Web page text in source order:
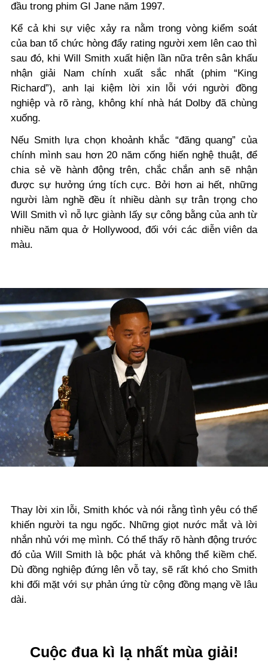
đầu trong phim GI Jane năm 1997.
Kể cả khi sự việc xảy ra nằm trong vòng kiểm soát
của ban tổ chức hòng đẩy rating người xem lên caothì
sau đó, khi Will Smith xuất hiện lần nữa trên sân khấu
nhận giải Nam chính xuất sắc nhất (phim “King
Richard”), anh lại kiệm lời xin lỗi với người đồng
nghiệp vàrõ ràng, không khí nhà hát Dolby đã chùng
xuống.
Nếu Smith lựa chọn khoảnh khắc “đăng quang” của
chính mình sau hơn 20 năm cống hiến nghệ thuật, để
chia sẻ về hành động trên, chắc chắn anh sẽ nhận
được sự hưởng ứng tích cực. Bởi hơn ai hết, những
người làm nghề đều ít nhiều dành sự trân trọng cho
Will Smith vì nỗ lực giành lấy sự công bằng của anh từ
nhiều năm qua ở Hollywood, đối với các diễn viên da
màu.
Thay lời xin lỗi, Smith khóc và nói rằng tình yêu có thể
khiến người ta ngu ngốc. Những giọt nước mắt và lời
nhắn nhủ với mẹ mình. Có thể thấy rõ hành động trước
đó của Will Smith là bộc phát vàkhông thể kiềm chế.
Dù đồng nghiệp đứng lên vỗ tay, sẽ rất khó cho Smith
khi đối mặt với sự phản ứng từ cộng đồng mạng về lâu
dài.
Cuộc đua kì lạ nhất mùa giải!